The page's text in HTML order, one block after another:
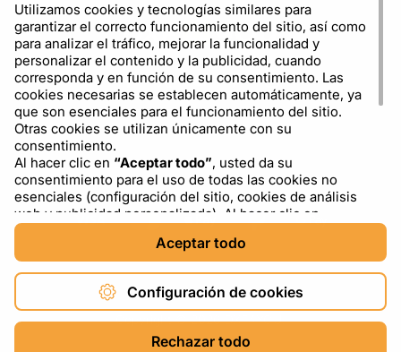
Copyright © 2026 DXF4YOU.
ES USD - US Dollar ($)
Utilizamos cookies y tecnologías similares para
garantizar el correcto funcionamiento del sitio, así como
para analizar el tráfico, mejorar la funcionalidad y
personalizar el contenido y la publicidad, cuando
corresponda y en función de su consentimiento. Las
cookies necesarias se establecen automáticamente, ya
que son esenciales para el funcionamiento del sitio.
Otras cookies se utilizan únicamente con su
consentimiento.
Al hacer clic en “Aceptar todo”, usted da su
consentimiento para el uso de todas las cookies no
esenciales (configuración del sitio, cookies de análisis
web y publicidad personalizada). Al hacer clic en
“Rechazar todo”
las cookies necesarias. Al hacer clic en
de cookies”, puede elegir qué categorías de cookies
permitir o bloquear. Puede cambiar o retirar su
consentimiento en cualquier momento a través del
enlace “Configuración de cookies” en la parte inferior del
sitio. Para obtener más información sobre el uso de
Aceptar todo
Configuración de cookies
Rechazar todo